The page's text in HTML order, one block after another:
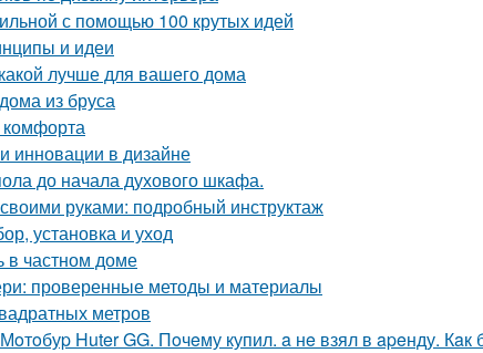
с помощью 100 крутых идей
и идеи
лучше для вашего дома
из бруса
комфорта
инновации в дизайне
до начала духового шкафа.
руками: подробный инструктаж
установка и уход
в частном доме
проверенные методы и материалы
метров
Huter GG. Пoчeму купил. a нe взял в apeнду. Кaк